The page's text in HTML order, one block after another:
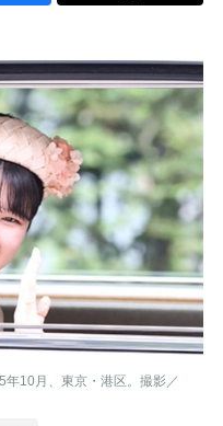
10月、東京・港区。撮影／